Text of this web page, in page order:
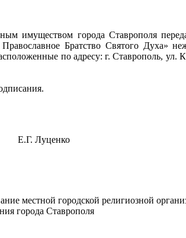
города Ставрополя
Братство Святого Духа»
по адресу: г. Ставрополь,
местной городской религиозной
города Ставрополя